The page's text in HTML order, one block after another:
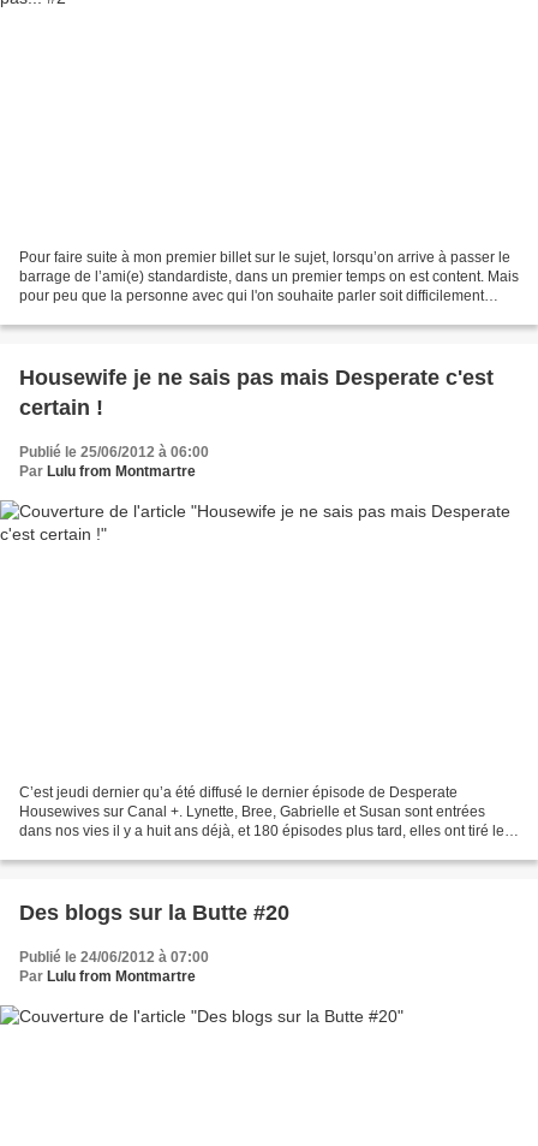
Pour faire suite à mon premier billet sur le sujet, lorsqu’on arrive à passer le
barrage de l’ami(e) standardiste, dans un premier temps on est content. Mais
pour peu que la personne avec qui l'on souhaite parler soit difficilement
Housewife je ne sais pas mais Desperate c'est
certain !
Publié le 25/06/2012 à 06:00
Par Lulu from Montmartre
C’est jeudi dernier qu’a été diffusé le dernier épisode de Desperate
Housewives sur Canal +. Lynette, Bree, Gabrielle et Susan sont entrées
dans nos vies il y a huit ans déjà, et 180 épisodes plus tard, elles ont tiré leur
Des blogs sur la Butte #20
Publié le 24/06/2012 à 07:00
Par Lulu from Montmartre